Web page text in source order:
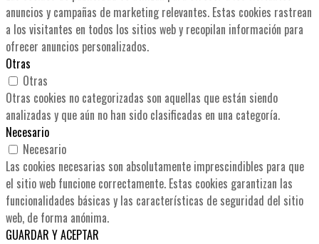
anuncios y campañas de marketing relevantes. Estas cookies rastrean
a los visitantes en todos los sitios web y recopilan información para
ofrecer anuncios personalizados.
Otras
Otras
Otras cookies no categorizadas son aquellas que están siendo
analizadas y que aún no han sido clasificadas en una categoría.
Necesario
Necesario
Las cookies necesarias son absolutamente imprescindibles para que
el sitio web funcione correctamente. Estas cookies garantizan las
funcionalidades básicas y las características de seguridad del sitio
web, de forma anónima.
GUARDAR Y ACEPTAR